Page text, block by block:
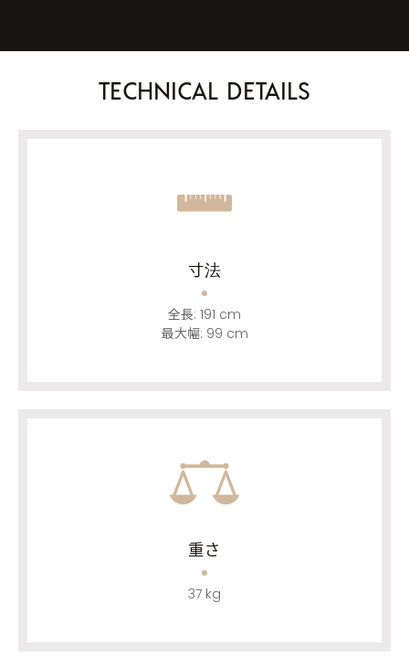
TECHNICAL DETAILS
寸法
全長: 191 cm
最大幅: 99 cm
重さ
37 kg